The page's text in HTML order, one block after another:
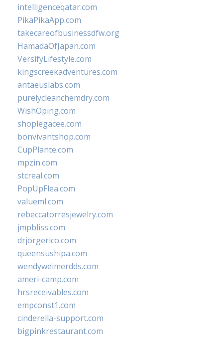
intelligenceqatar.com
PikaPikaApp.com
takecareofbusinessdfw.org
HamadaOfJapan.com
VersifyLifestyle.com
kingscreekadventures.com
antaeuslabs.com
purelycleanchemdry.com
WishOping.com
shoplegacee.com
bonvivantshop.com
CupPlante.com
mpzin.com
stcreal.com
PopUpFlea.com
valueml.com
rebeccatorresjewelry.com
jmpbliss.com
drjorgerico.com
queensushipa.com
wendyweimerdds.com
ameri-camp.com
hrsreceivables.com
empconst1.com
cinderella-support.com
bigpinkrestaurant.com